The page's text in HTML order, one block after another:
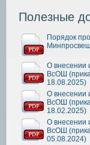
Полезные
Порядок
О внесении
ВсОШ
18.08.2025)
О внесении
ВсОШ
18.02.2025)
О внесении
ВсОШ
05.08.2024)